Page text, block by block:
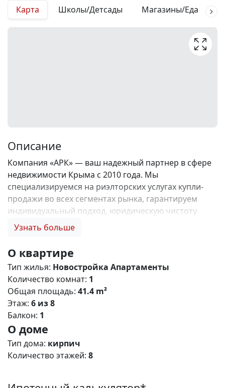
Карта Школы/Детсады Магазины/Еда
Описание
Компания «АРК» — ваш надежный партнер в сфере
недвижимости Крыма с 2010 года. Мы
специализируемся на риэлторских услугах купли-
продажи во всех сегментах рынка, гарантируем
индивидуальный подход, юридическую чистоту
объектов и безопасность сделок. Самое ценное для
нас, Вы получаете: 1. 0% комиссии и оформление
ипотеки бесплатно; 2. Покупку недвижимости по
цене застройщика + акции, бонусы, подарки; 3.
Экспертное мнение о каждом застройщике. Ваши
интересы — наш приоритет! 4. Профессиональную
поддержку на всех этапах сделки до получения
ключей; 5. Фейерверк подарков🎁 🎁 🎁! Купи с
нами и выбери свой ПОДАРОК! ЖК Крымский
Квартал – современный жилой кoмплeкс комфорт
класса с разнообразными планировками
Узнать больше
О квартире
Тип жилья: Новостройка Апартаменты
Количество комнат: 1
Общая площадь: 41.4 m²
Этаж: 6 из 8
Балкон: 1
О доме
Тип дома: кирпич
Количество этажей: 8